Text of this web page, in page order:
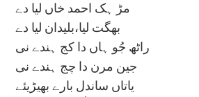
مڑ ہک احمد خاں لیا دے
بھگت لیا،بلیدان لیا دے
راٹھ جُو ہاں دا کج ہندے نی
جین مرن دا چج ہندے نی
یاتاں ساندل بارے بھیڑیئے